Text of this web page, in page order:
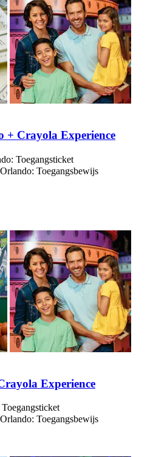
+ Crayola Experience
Toegangsticket
Toegangsbewijs
Experience
Toegangsbewijs